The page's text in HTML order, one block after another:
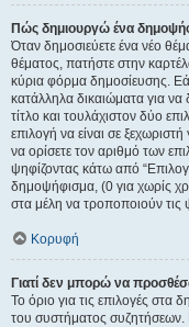
Πώς δημιουργώ ένα
Όταν δημοσιεύετε ένα νέο
θέματος, πατήστε στην
κύρια φόρμα δημοσίευσης.
κατάλληλα δικαιώματα για
τίτλο και τουλάχιστον δύο
επιλογή να είναι σε
να ορίσετε τον αριθμό των
ψηφίζοντας κάτω από
δημοψήφισμα, (0 για χωρίς
στα μέλη να τροποποιούν
Κορυφή
Γιατί δεν μπορώ να
Το όριο για τις επιλογές στα
του συστήματος συζητήσεων.